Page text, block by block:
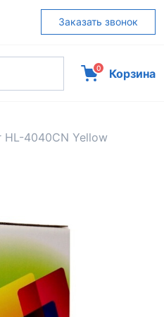
Заказать звонок
0 Корзина
4040CN Yellow